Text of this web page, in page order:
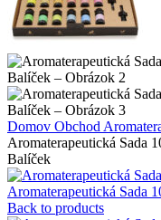
Domov Obchod
Aromaterapeutická Sada
Balíček
Aromaterapeutická Sada
Back to products